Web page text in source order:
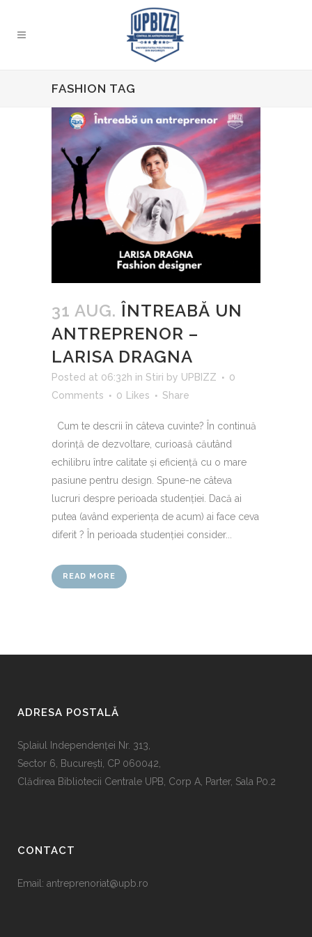
FASHION TAG
31 AUG. ÎNTREABĂ UN
ANTREPRENOR –
LARISA DRAGNA
Posted at 06:32h in Stiri by UPBIZZ
0
Comments
0 Likes Share
Cum te descrii în câteva cuvinte? În continuă
dorință de dezvoltare, curioasă căutând
echilibru între calitate și eficiență cu o mare
pasiune pentru design. Spune-ne câteva
lucruri despre perioada studenției. Dacă ai
putea (având experiența de acum) ai face ceva
diferit ? În perioada studenției consider...
READ MORE
ADRESA POSTALĂ
Splaiul Independenţei Nr. 313,
Sector 6, Bucureşti, CP 060042,
Clădirea Bibliotecii Centrale UPB, Corp A, Parter, Sala P0.2
CONTACT
Email: antreprenoriat@upb.ro